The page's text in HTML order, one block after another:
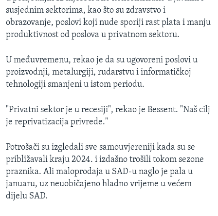
susjednim sektorima, kao što su zdravstvo i
obrazovanje, poslovi koji nude sporiji rast plata i manju
produktivnost od poslova u privatnom sektoru.
U međuvremenu, rekao je da su ugovoreni poslovi u
proizvodnji, metalurgiji, rudarstvu i informatičkoj
tehnologiji smanjeni u istom periodu.
"Privatni sektor je u recesiji", rekao je Bessent. "Naš cilj
je reprivatizacija privrede."
Potrošači su izgledali sve samouvjereniji kada su se
približavali kraju 2024. i izdašno trošili tokom sezone
praznika. Ali maloprodaja u SAD-u naglo je pala u
januaru, uz neuobičajeno hladno vrijeme u većem
dijelu SAD.